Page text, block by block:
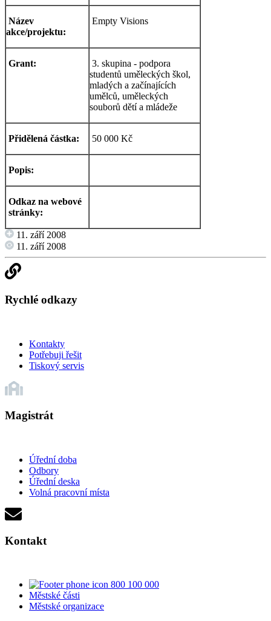
Název
akce/projektu:
Empty Visions
Grant:
3. skupina - podpora
studentů uměleckých škol,
mladých a začínajících
umělců, uměleckých
souborů dětí a mládeže
Přidělená částka: 50 000 Kč
Popis:
Odkaz na webové
stránky:
11. září 2008
11. září 2008
Rychlé odkazy
Kontakty
Potřebuji řešit
Tiskový servis
Magistrát
Úřední doba
Odbory
Úřední deska
Volná pracovní místa
Kontakt
800 100 000
Městské části
Městské organizace